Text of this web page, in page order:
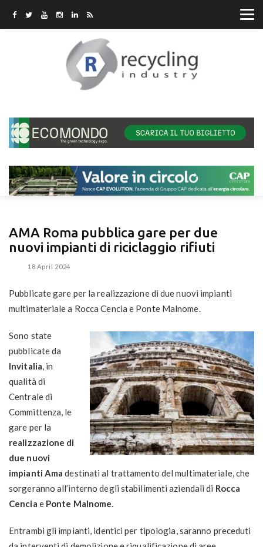
AMA Roma pubblica gare per due
nuovi impianti di riciclaggio rifiuti
18 April 2024
Pubblicate gare per la realizzazione di due nuovi impianti
multimateriale a Rocca Cencia e Ponte Malnome.
Sono state
pubblicate da
Invitalia, in
qualità di
Centrale di
Committenza, le
gare per la
realizzazione di
due nuovi
impianti Ama destinati al trattamento del multimateriale, che
sorgeranno all’interno degli stabilimenti aziendali di Rocca
Cencia e Ponte Malnome.
Entrambi gli impianti, identici per tipologia, saranno preceduti